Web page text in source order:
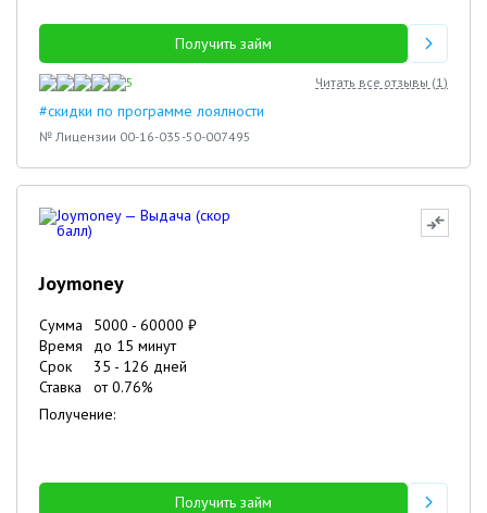
Получить займ
5 Читать все отзывы (1)
#скидки по программе лоялности
№ Лицензии 00-16-035-50-007495
Joymoney
Сумма 5000 - 60000 ₽
Время
до 15 минут
Срок
35 - 126 дней
Ставка
от0.76%
Получение:
Получить займ